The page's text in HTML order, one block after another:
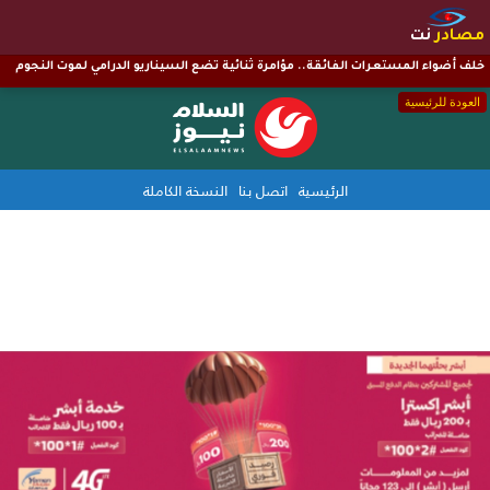
مصادرنت
العودة للرئيسية
خلف أضواء المستعرات الفائقة.. مؤامرة ثنائية تضع السيناريو الدرامي لموت النجوم